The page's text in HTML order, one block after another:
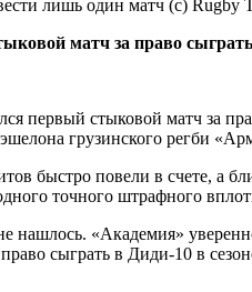
лишь один матч (с) Rugby
матч за право сыграть
первый стыковой матч за
грузинского регби
быстро повели в счете, а
точного штрафного
нашлось. «Академия»
сыграть в Диди-10 в